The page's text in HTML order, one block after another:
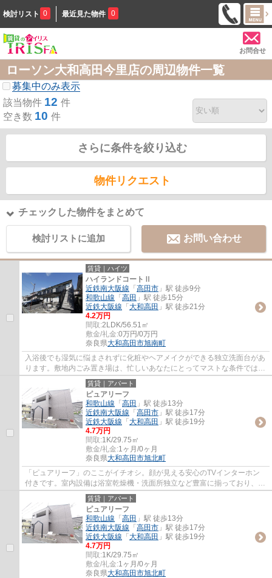
検討リスト 0 最近見た物件 0
お問合せ
ローソン大和高田今里店の周辺物件一覧
募集中のみ表示
該当物件 12 件
空き数 10 件
さらに条件を絞り込む
物件リクエスト
チェックした物件をまとめて
検討リストに追加 お問い合わせ
賃貸｜ハイツ
ハイランドコートⅡ
近鉄南大阪線 「 高田市 」駅 徒歩9分
和歌山線 「 高田 」駅 徒歩15分
近鉄大阪線 「 大和高田 」駅 徒歩21分
4.2万円
間取:2LDK/56.51㎡
敷金/礼金:0万円/0万円
奈良県大和高田市旭南町
入浴後でも湿気に悩まされずに化粧やヘアメイクができる独立洗面台があ
ります。敷地内ごみ置き場は、忙しいあなたにとってマストな条件ではな
いでしょうか。バスルームとトイレが分か...
賃貸｜アパート
ピュアリーフ
和歌山線 「 高田 」駅 徒歩13分
近鉄南大阪線 「 高田市 」駅 徒歩17分
近鉄大阪線 「 大和高田 」駅 徒歩19分
4.7万円
間取:1K/29.75㎡
敷金/礼金:1ヶ月/0ヶ月
奈良県大和高田市旭北町
「ピュアリーフ」のここがイチオシ。顔が見える安心のTVインターホン
付きです。室内設備は浴室乾燥機・洗面所独立など豊富に揃っており、過
ごしやすいお部屋になっております。敷地内...
賃貸｜アパート
ピュアリーフ
和歌山線 「 高田 」駅 徒歩13分
近鉄南大阪線 「 高田市 」駅 徒歩17分
近鉄大阪線 「 大和高田 」駅 徒歩19分
4.7万円
間取:1K/29.75㎡
敷金/礼金:1ヶ月/0ヶ月
奈良県大和高田市旭北町